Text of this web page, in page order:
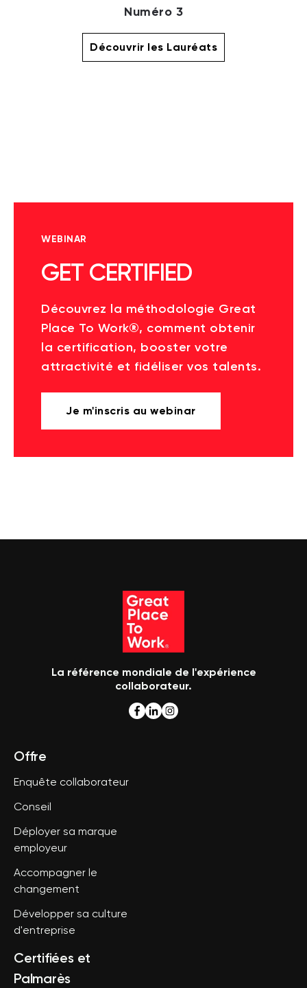
Numéro 3
Découvrir les Lauréats
WEBINAR
GET CERTIFIED
Découvrez la méthodologie Great
Place To Work®, comment obtenir
la certification, booster votre
attractivité et fidéliser vos talents.
Je m'inscris au webinar
La référence mondiale de l'expérience
collaborateur.
Offre
Enquête collaborateur
Conseil
Déployer sa marque
employeur
Accompagner le
changement
Développer sa culture
d'entreprise
Certifiées et
Palmarès